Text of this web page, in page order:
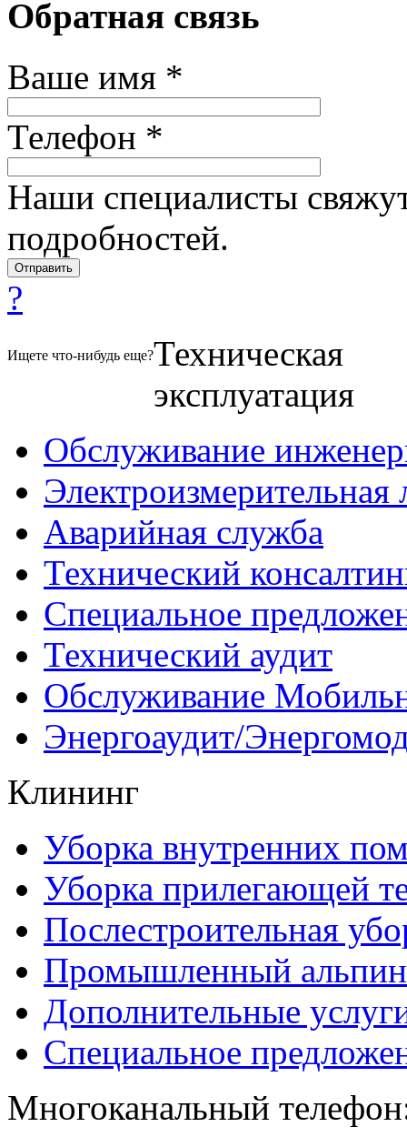
Обратная связь
Ваше имя *
Телефон *
Наши специалисты
подробностей.
?
Ищете что-нибудь еще?Техническая
эксплуатация
Обслуживание
Электроизмерительная
Аварийная служба
Технический
Специальное
Технический аудит
Обслуживание
Энергоаудит/
Клининг
Уборка внутренних
Уборка прилегающей
Послестроительная
Промышленный
Дополнительные
Специальное
Многоканальный